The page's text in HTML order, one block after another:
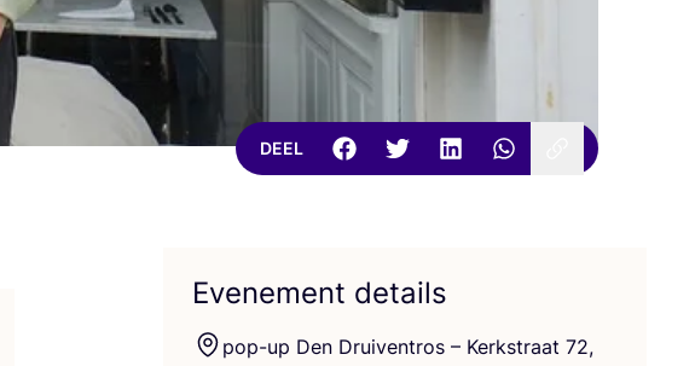
DEEL
Evenement details
pop-up Den Drui­ven­tros – Kerk­straat 72,